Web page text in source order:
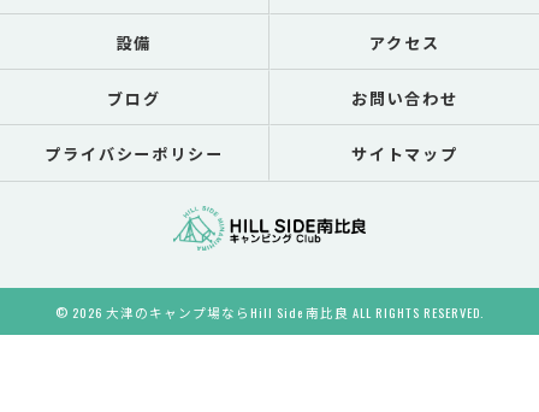
設備 アクセス
ブログ お問い合わせ
プライバシーポリシー サイトマップ
© 2026 大津のキャンプ場ならHill Side 南比良 ALL RIGHTS RESERVED.